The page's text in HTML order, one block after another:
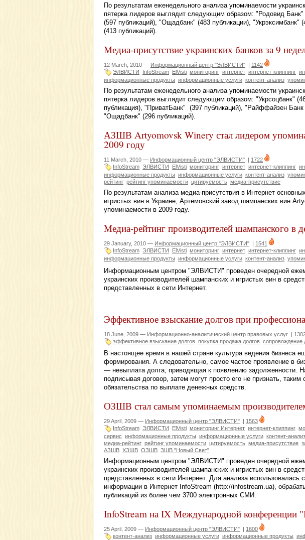
По результатам еженедельного анализа упоминаемости
пятерка лидеров выглядит следующим образом: "Родовид Банк"
(597 публикаций), "Ощадбанк" (483 публикации), "Укрэксимбанк"
(413 публикаций).
Медиа-присутствие украинских банков за 9
12 March, 2010 — Информационный центр "ЭЛВИСТИ" | 1142
ЭЛВИСТИ
InfoStream ElVisti мониторинг интернет интернет-клиппинг
информационные продукты информационные услуги контент-анализ
По результатам еженедельного анализа упоминаемости
пятерка лидеров выглядит следующим образом: "Укрсоцбанк"
публикация), "ПриватБанк" (397 публикаций), "Райффайзен
"Ощадбанк" (296 публикаций).
АЗШВ Artyomovsk Winery стал лидером
2009 году
11 March, 2010 — Информационный центр "ЭЛВИСТИ" | 1722
InfoStream ЭЛВИСТИ ElVisti мониторинг интернет интернет-клиппинг
информационные продукты информационные услуги контент-анализ
рейтинг рейтинг упоминаемости цитируемость медиа-присутствие
По результатам анализа медиа-присутствия в Интернет
игристых вин в Украине, Артемовский завод шампанских вин
упоминаемости в 2009 году.
Медиа-рейтинг производителей шампанского в
29 January, 2010 — Информационный центр "ЭЛВИСТИ"
1541
InfoStream ЭЛВИСТИ ElVisti мониторинг интернет интернет-клиппинг
информационные продукты информационные услуги контент-анализ
Информационным центром "ЭЛВИСТИ" проведен очередной
украинских производителей шампанских и игристых вин в
представленных в сети Интернет.
Эффективное взыскание долгов при
18 June, 2009 — Информационно-аналитический центр правовых услуг |
эффективное взыскание долгов покупка продажа долгов сопровождение
В настоящее время в нашей стране культура ведения бизнеса
формирования. А следовательно, самое частое проявление в
— невыплата долга, приводящая к появлению задолженности.
подписывая договор, затем могут просто его не признать,
обязательства по выплате денежных средств.
ОЗШВ стал самым упоминаемым
29 April, 2009 — Информационный центр "ЭЛВИСТИ" | 1563
InfoStream ЭЛВИСТИ ElVisti мониторинг Интернет интернет-клиппинг
сервис информационные продукты информационные услуги контент-анализ
медиа-рейтинг рейтинг упоминаемости цитируемость медиа-присутствие
АЗШВ ХЗШВ ОЗШВ ЗШВ "Новый Свет"
Информационным центром "ЭЛВИСТИ" проведен очередной
украинских производителей шампанских и игристых вин в
представленных в сети Интернет. Для анализа использовалась
информации в Интернет InfoStream (http://infostream.ua),
публикаций из более чем 3700 электронных СМИ.
InfoStream на IX Международной конференции
25 April, 2009 — Информационный центр "ЭЛВИСТИ"
1600
контент-анализ информационные услуги информационные продукты